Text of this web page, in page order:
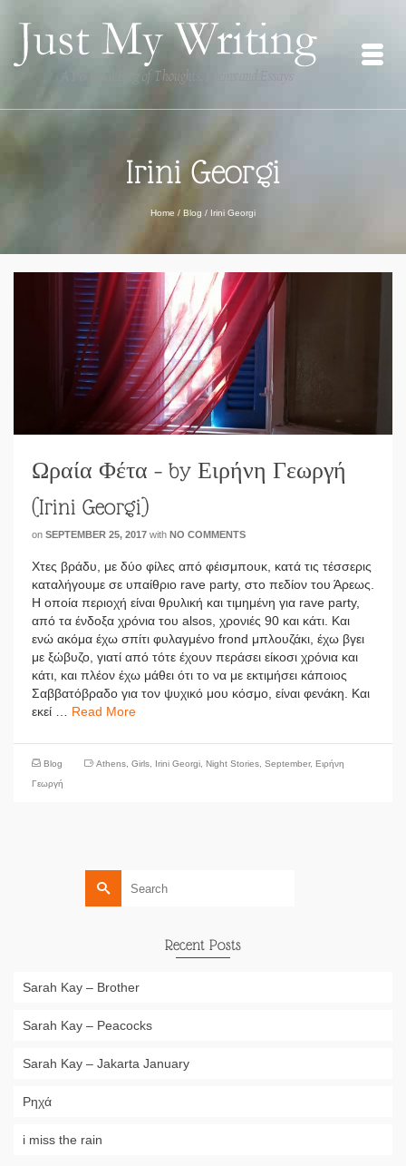
Irini Georgi
Home / Blog / Irini Georgi
Ωραία Φέτα – by Ειρήνη Γεωργή
(Irini Georgi)
on SEPTEMBER 25, 2017 with NO COMMENTS
Χτες βράδυ, με δύο φίλες από φέισμπουκ, κατά τις τέσσερις
καταλήγουμε σε υπαίθριο rave party, στο πεδίον του Άρεως.
Η οποία περιοχή είναι θρυλική και τιμημένη για rave party,
από τα ένδοξα χρόνια του alsos, χρονιές 90 και κάτι. Και
ενώ ακόμα έχω σπίτι φυλαγμένο frond μπλουζάκι, έχω βγει
με ξώβυζο, γιατί από τότε έχουν περάσει είκοσι χρόνια και
κάτι, και πλέον έχω μάθει ότι το να με εκτιμήσει κάποιος
Σαββατόβραδο για τον ψυχικό μου κόσμο, είναι φενάκη. Και
εκεί … Read More
Blog Athens, Girls, Irini Georgi, Night Stories, September, Ειρήνη
Γεωργή
Search
Recent Posts
Sarah Kay – Brother
Sarah Kay – Peacocks
Sarah Kay – Jakarta January
Ρηχά
i miss the rain